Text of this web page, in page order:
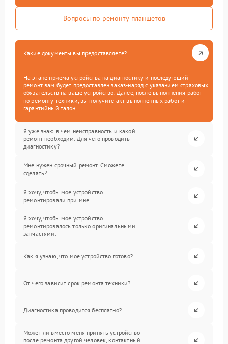
Вопросы по ремонту планшетов
Какие документы вы предоставляете?
На этапе приема устройства на диагностику и последующий
ремонт вам будет предоставлен заказ-наряд с указанием страховых
обязательств на ваше устройство. Далее, после выполнения работ
по ремонту техники, вы получите акт выполненных работ и
гарантийный талон.
Я уже знаю в чем неисправность и какой
ремонт необходим. Для чего проводить
диагностику?
Мне нужен срочный ремонт. Сможете
сделать?
Я хочу, чтобы мое устройство
ремонтировали при мне.
Я хочу, чтобы мое устройство
ремонтировалось только оригинальными
запчастями.
Как я узнаю, что мое устройство готово?
От чего зависит срок ремонта техники?
Диагностика проводится бесплатно?
Может ли вместо меня принять устройство
после ремонта другой человек, контактный